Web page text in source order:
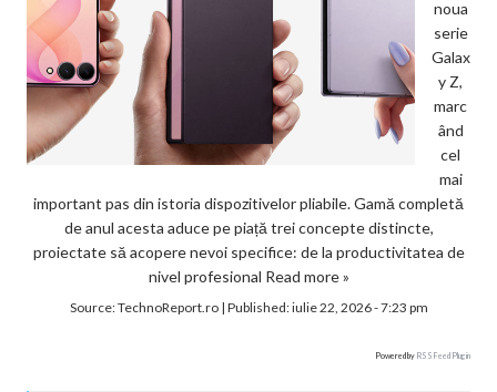
noua
serie
Galax
y Z,
marc
ând
cel
mai
important pas din istoria dispozitivelor pliabile. Gamă completă
de anul acesta aduce pe piață trei concepte distincte,
proiectate să acopere nevoi specifice: de la productivitatea de
nivel profesional Read more »
Source:TechnoReport.ro| Published:iulie 22, 2026 - 7:23 pm
Powered by RSS Feed Plugin